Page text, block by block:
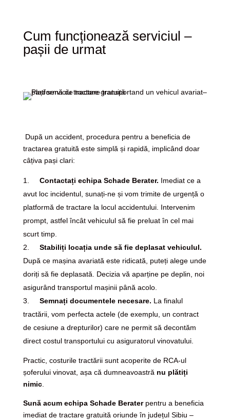
Cum funcționează serviciul –
pașii de urmat
După un accident, procedura pentru a beneficia de
tractarea gratuită este simplă și rapidă, implicând doar
câțiva pași clari:
Contactați echipa Schade Berater. Imediat ce a
avut loc incidentul, sunați-ne și vom trimite de urgență o
platformă de tractare la locul accidentului. Intervenim
prompt, astfel încât vehiculul să fie preluat în cel mai
scurt timp.
Stabiliți locația unde să fie deplasat vehiculul.
După ce mașina avariată este ridicată, puteți alege unde
doriți să fie deplasată. Decizia vă aparține pe deplin, noi
asigurând transportul mașinii până acolo.
Semnați documentele necesare. La finalul
tractării, vom perfecta actele (de exemplu, un contract
de cesiune a drepturilor) care ne permit să decontăm
direct costul transportului cu asiguratorul vinovatului.
Practic, costurile tractării sunt acoperite de RCA-ul
șoferului vinovat, așa că dumneavoastră nu plătiți
nimic.
Sună acum echipa Schade Beraterpentru a beneficia
imediat de tractare gratuită oriunde în județul Sibiu –